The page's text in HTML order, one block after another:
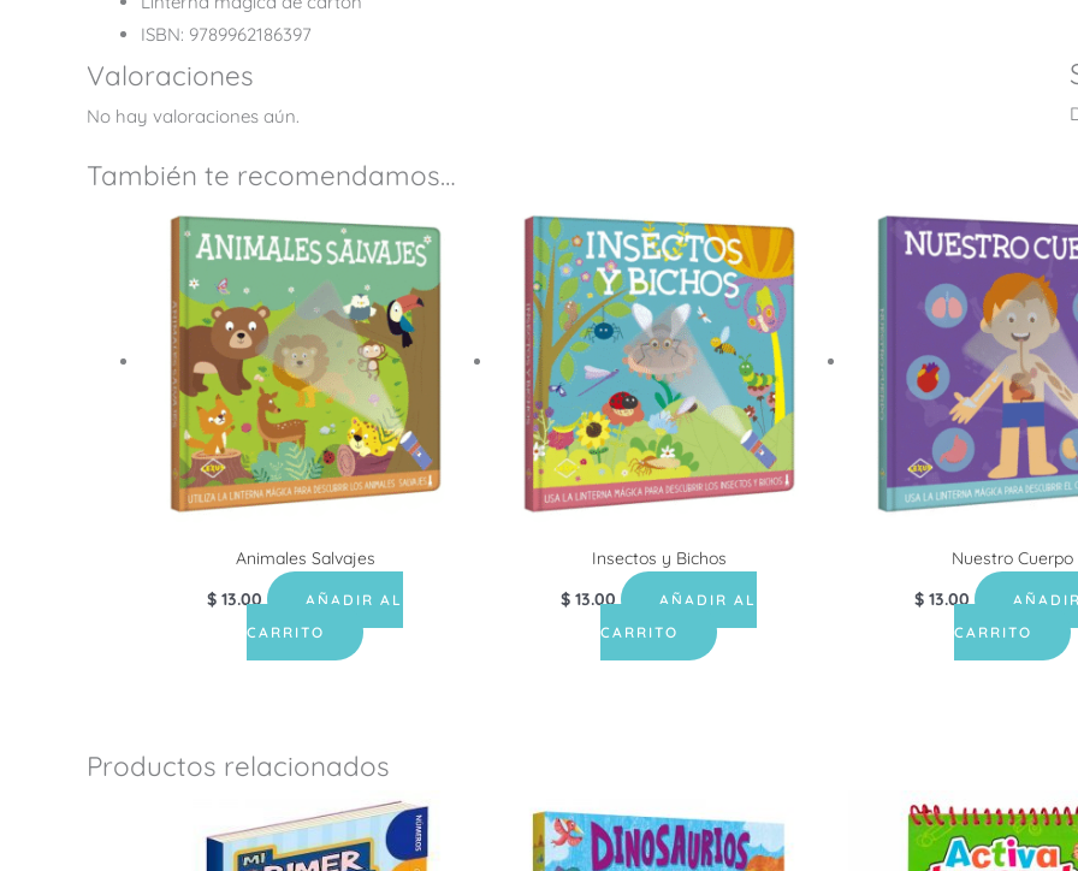
ISBN: 9789962186397
Valoraciones
No hay valoraciones aún.
También te recomendamos…
Animales Salvajes
$ 13.00
AÑADIR AL
CARRITO
Insectos y Bichos
$ 13.00
AÑADIR AL
CARRITO
Nuestro Cuerpo
$13.00
CARRITO
Productos relacionados